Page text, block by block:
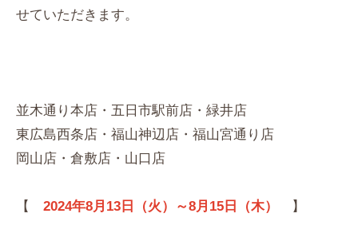
せていただきます。
並木通り本店・五日市駅前店・緑井店
東広島西条店・福山神辺店・福山宮通り店
岡山店・倉敷店・山口店
【 2024年8月13日（火）～8月15日（木） 】